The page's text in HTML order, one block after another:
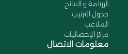
الرزنامة و النتائج
جدول الترتيب
الملاعب
مركز الإحصائيات
معلومات الاتصال